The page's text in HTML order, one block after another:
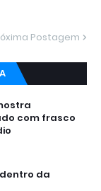
Postagem
com frasco
da